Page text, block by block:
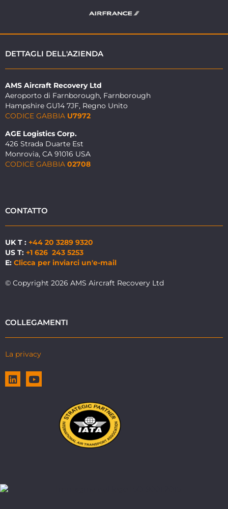
DETTAGLI DELL'AZIENDA
AMS Aircraft Recovery Ltd
Aeroporto di Farnborough, Farnborough
Hampshire GU14 7JF, Regno Unito
CODICE GABBIA U7972
AGE Logistics Corp.
426 Strada Duarte Est
Monrovia, CA 91016 USA
CODICE GABBIA 02708
CONTATTO
UK T : +44 20 3289 9320
US T: +1 626 243 5253
E: Clicca per inviarci un'e-mail
© Copyright 2026 AMS Aircraft Recovery Ltd
COLLEGAMENTI
La privacy